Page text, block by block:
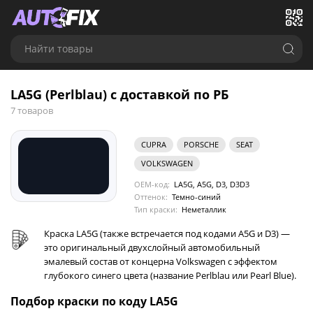
Найти товары
LA5G (Perlblau) с доставкой по РБ
7 товаров
CUPRA PORSCHE
SEAT
VOLKSWAGEN
OEM-код: LA5G, A5G, D3, D3D3
Оттенок: Темно-синий
Тип краски: Неметаллик
Краска LA5G (также встречается под кодами A5G и D3) —
это оригинальный двухслойный автомобильный
эмалевый состав от концерна Volkswagen с эффектом
глубокого синего цвета (название Perlblau или Pearl Blue).
Подбор краски по коду LA5G